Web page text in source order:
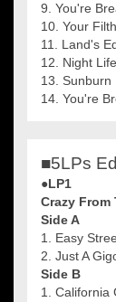
9. You're
10. Your
11. Land's
12. Night Life
13. Sunburn
14. You're
■5LPs
●LP1
Crazy From
Side A
1. Easy
2. Just A
Side B
1. California